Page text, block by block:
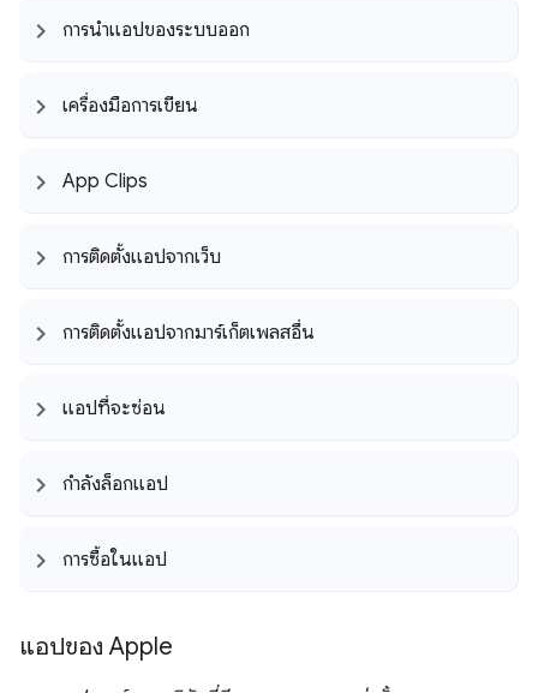
การนำแอปของระบบออก
เครื่องมือการเขียน
App Clips
การติดตั้งแอปจากเว็บ
การติดตั้งแอปจากมาร์เก็ตเพลสอื่น
แอปที่จะซ่อน
กำลังล็อกแอป
การซื้อในแอป
แอปของ Apple